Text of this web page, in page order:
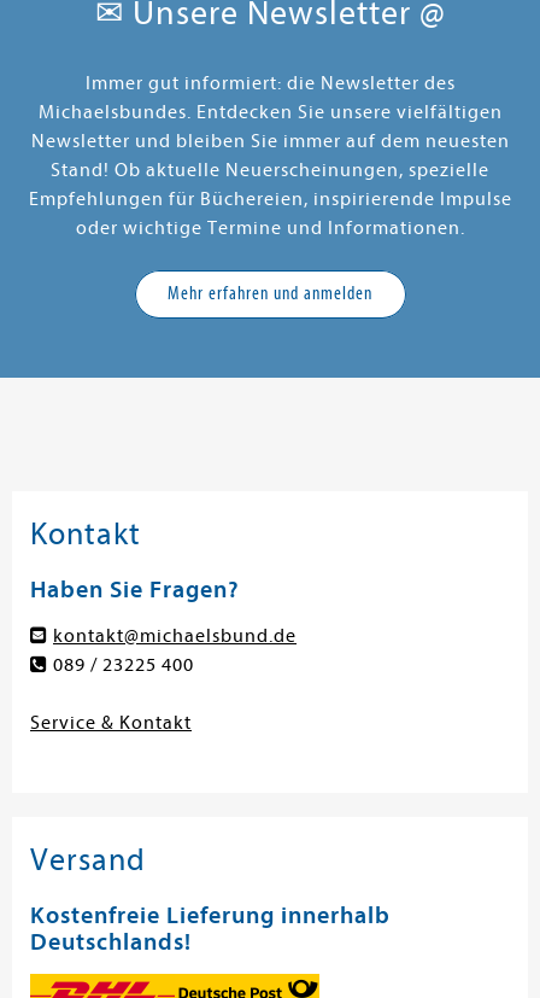
✉ Unsere Newsletter @
Immer gut informiert: die Newsletter des
Michaelsbundes. Entdecken Sie unsere vielfältigen
Newsletter und bleiben Sie immer auf dem neuesten
Stand! Ob aktuelle Neuerscheinungen, spezielle
Empfehlungen für Büchereien, inspirierende Impulse
oder wichtige Termine und Informationen.
Mehr erfahren und anmelden
Kontakt
Haben Sie Fragen?
kontakt@michaelsbund.de
089 / 23225 400
Service & Kontakt
Versand
Kostenfreie Lieferung innerhalb
Deutschlands!